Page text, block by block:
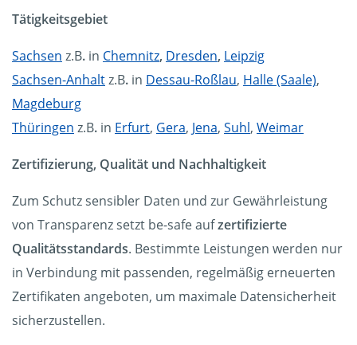
Tätigkeitsgebiet
Sachsen z.B. in Chemnitz, Dresden, Leipzig
Sachsen-Anhaltz.B. in Dessau-Roßlau, Halle (Saale),
Magdeburg
Thüringen z.B. in Erfurt, Gera, Jena, Suhl, Weimar
Zertifizierung, Qualität und Nachhaltigkeit
Zum Schutz sensibler Daten und zur Gewährleistung
von Transparenz setzt be-safe aufzertifizierte
Qualitätsstandards. Bestimmte Leistungen werden nur
in Verbindung mit passenden, regelmäßig erneuerten
Zertifikaten angeboten, um maximale Datensicherheit
sicherzustellen.